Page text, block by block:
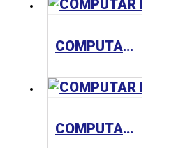
COMPUTAR MLM Series 工業鏡頭
COMPUTAR MLH Series 工業鏡頭